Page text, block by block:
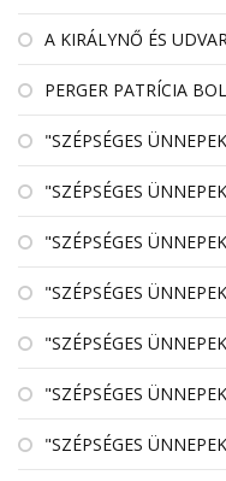
A KIRÁLYNŐ ÉS
PERGER PATRÍCIA
"SZÉPSÉGES
"SZÉPSÉGES
"SZÉPSÉGES
"SZÉPSÉGES
"SZÉPSÉGES
"SZÉPSÉGES
"SZÉPSÉGES